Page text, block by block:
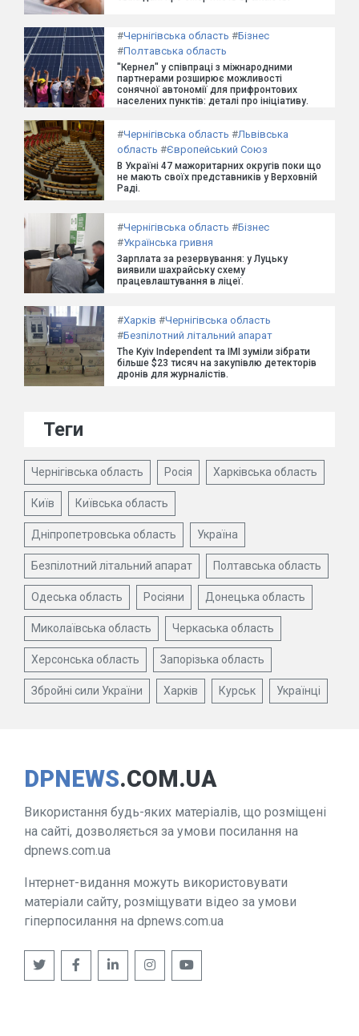
#Чернігівська область #Бізнес
#Полтавська область
"Кернел" у співпраці з міжнародними
партнерами розширює можливості
сонячної автономії для прифронтових
населених пунктів: деталі про ініціативу.
#Чернігівська область #Львівська
область #Європейський Союз
В Україні 47 мажоритарних округів поки що
не мають своїх представників у Верховній
Раді.
#Чернігівська область #Бізнес
#Українська гривня
Зарплата за резервування: у Луцьку
виявили шахрайську схему
працевлаштування в ліцеї.
#Харків #Чернігівська область
#Безпілотний літальний апарат
The Kyiv Independent та ІМІ зуміли зібрати
більше $23 тисяч на закупівлю детекторів
дронів для журналістів.
Теги
Чернігівська область Росія Харківська область
Київ Київська область
Дніпропетровська область Україна
Безпілотний літальний апарат Полтавська область
Одеська область Росіяни Донецька область
Миколаївська область Черкаська область
Херсонська область Запорізька область
Збройні сили України Харків Курськ Українці
DPNEWS.COM.UA
Використання будь-яких матеріалів, що розміщені
на сайті, дозволяється за умови посилання на
dpnews.com.ua
Інтернет-видання можуть використовувати
матеріали сайту, розміщувати відео за умови
гіперпосилання на dpnews.com.ua